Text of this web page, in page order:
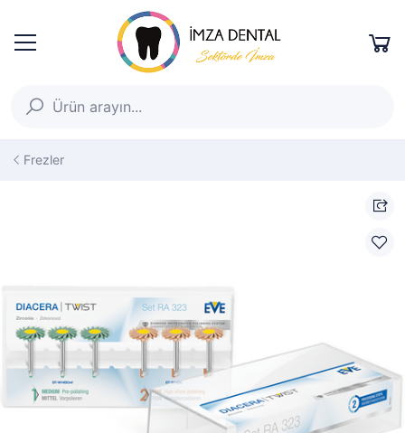
Frezler